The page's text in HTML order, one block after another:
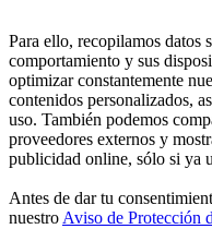
Para ello, recopilamos datos
comportamiento y sus
optimizar constantemente
contenidos personalizados,
uso. También podemos
proveedores externos y
publicidad online, sólo si ya
Antes de dar tu
nuestroAviso de Protección